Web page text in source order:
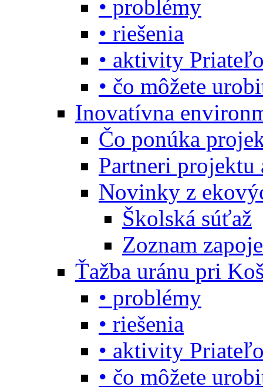
• problémy
• riešenia
• aktivity
• čo môžete
Inovatívna
Čo ponúka
Partneri projektu
Novinky z
Školská súťaž
Zoznam
Ťažba uránu pri
• problémy
• riešenia
• aktivity
• čo môžete